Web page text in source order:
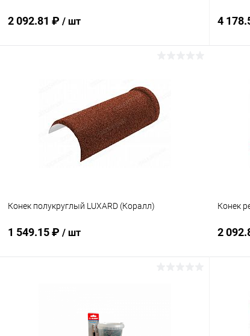
2 092.81 ₽ / шт
Сравнение
В избранное Под заказ
4
Конек полукруглый LUXARD (Коралл)
1 549.15 ₽ / шт
Конек
2
В